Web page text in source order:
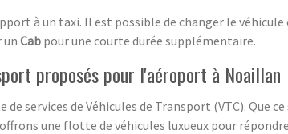
à un taxi. Il est possible de changer le
un Cab pour une courte durée supplémentaire.
proposés pour l'aéroport à Noaillan
services de Véhicules de Transport (VTC). Que
une flotte de véhicules luxueux pour